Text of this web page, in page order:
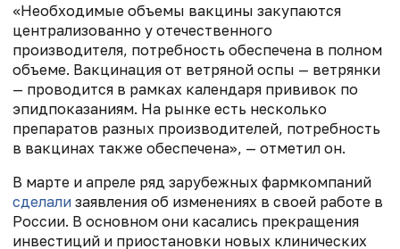
«Необходимые объемы вакцины закупаются
централизованно у отечественного
производителя, потребность обеспечена в полном
объеме. Вакцинация от ветряной оспы — ветрянки
— проводится в рамках календаря прививок по
эпидпоказаниям. На рынке есть несколько
препаратов разных производителей, потребность
в вакцинах также обеспечена», — отметил он.
В марте и апреле ряд зарубежных фармкомпаний
сделали заявления об изменениях в своей работе в
России. В основном они касались прекращения
инвестиций и приостановки новых клинических